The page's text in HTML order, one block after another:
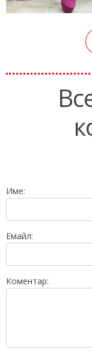
Име:
Емайл:
Коментар: